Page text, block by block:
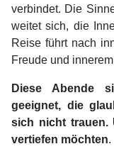
verbindet. Die
weitet sich, die
Reise führt nach
Freude und
Diese Abende
geeignet, die
sich nicht trauen.
vertiefen möchten.